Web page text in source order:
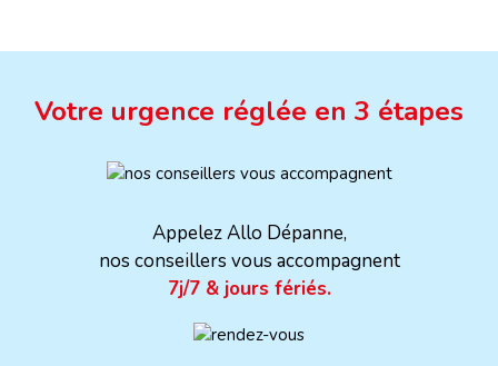
Votre urgence réglée en 3 étapes
Appelez Allo Dépanne,
nos conseillers vous accompagnent
7j/7 & jours fériés.